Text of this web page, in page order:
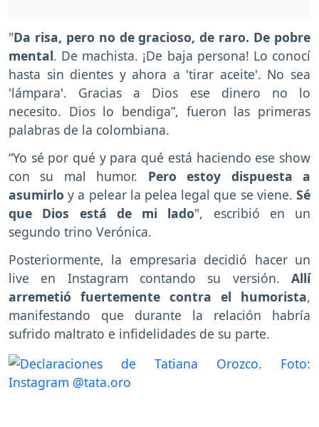
"Da risa, pero no de gracioso, de raro. De pobre
mental. De machista. ¡De baja persona! Lo conocí
hasta sin dientes y ahora a 'tirar aceite'. No sea
'lámpara'. Gracias a Dios ese dinero no lo
necesito. Dios lo bendiga”, fueron las primeras
palabras de la colombiana.
“Yo sé por qué y para qué está haciendo ese show
con su mal humor. Pero estoy dispuesta a
asumirloy a pelear la pelea legal que se viene.Sé
que Dios está de mi lado", escribió en un
segundo trino Verónica.
Posteriormente, la empresaria decidió hacer un
live en Instagram contando su versión. Allí
arremetió fuertemente contra el humorista,
manifestando que durante la relación habría
sufrido maltrato e infidelidades de su parte.